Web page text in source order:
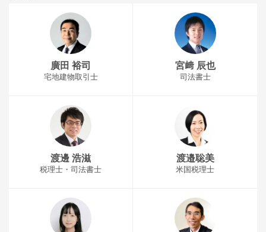
廣田 裕司
宅地建物取引士
宮﨑 辰也
司法書士
渡邊 浩滋
税理士・司法書士
渡邉聡美
米国税理士